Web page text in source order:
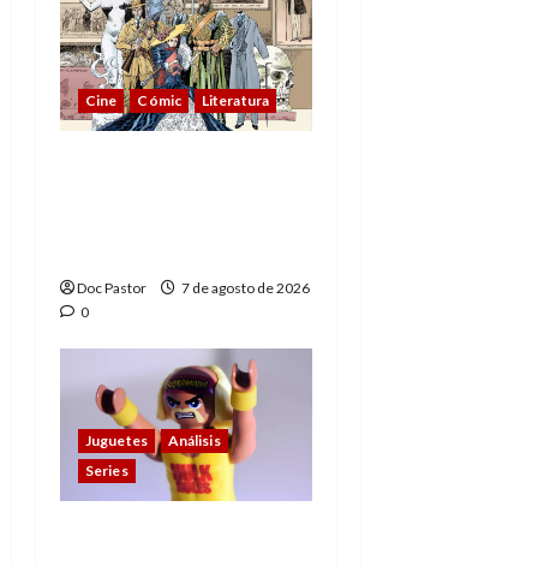
Cine Cómic Literatura
Doc Pastor
7 de agosto de 2026
0
Juguetes
Análisis
Series